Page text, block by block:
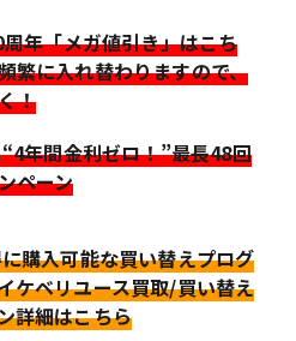
年「メガ値引き」はこち
繁に入れ替わりますので、
！
年間金利ゼロ！”最長48回
ペーン
購入可能な買い替えプログ
ケベリユース買取/買い替え
詳細はこちら